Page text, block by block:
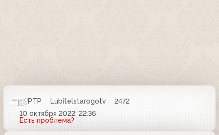
РТР Lubitelstarogotv
2472
10 октября 2022, 22:36
Есть проблема?